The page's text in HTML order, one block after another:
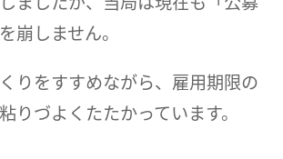
崩しません。
りをすすめながら、雇用期限の
りづよくたたかっています。